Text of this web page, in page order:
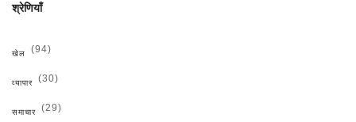
श्रेणियाँ
खेल (94)
व्यापार (30)
समाचार (29)